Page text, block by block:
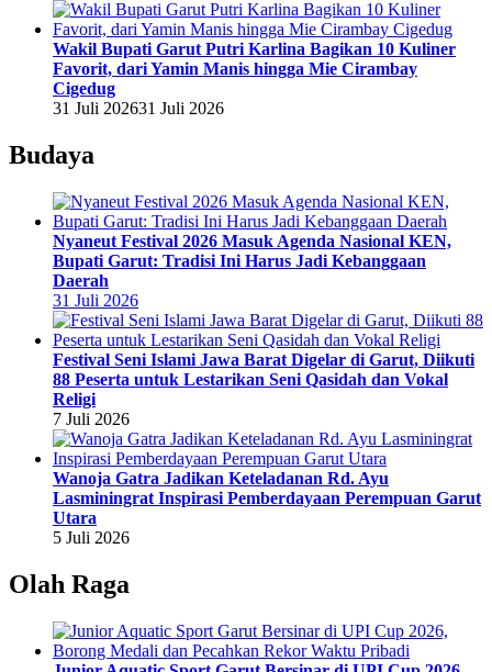
Wakil Bupati Garut Putri Karlina Bagikan 10 Kuliner
Favorit, dari Yamin Manis hingga Mie Cirambay
Cigedug
31 Juli 202631 Juli 2026
Budaya
Nyaneut Festival 2026 Masuk Agenda Nasional KEN,
Bupati Garut: Tradisi Ini Harus Jadi Kebanggaan
Daerah
31 Juli 2026
Festival Seni Islami Jawa Barat Digelar di Garut, Diikuti
88 Peserta untuk Lestarikan Seni Qasidah dan Vokal
Religi
7 Juli 2026
Wanoja Gatra Jadikan Keteladanan Rd. Ayu
Lasminingrat Inspirasi Pemberdayaan Perempuan Garut
Utara
5 Juli 2026
Olah Raga